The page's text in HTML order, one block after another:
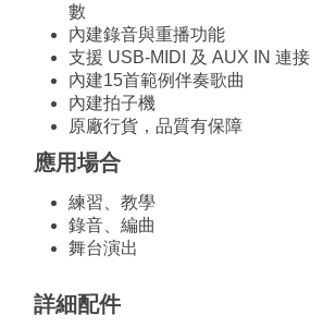
數
內建錄音與重播功能
支援 USB-MIDI 及 AUX IN 連接
內建15首範例伴奏歌曲
內建拍子機
原廠行貨，品質有保障
應用場合
練習、教學
錄音、編曲
舞台演出
詳細配件